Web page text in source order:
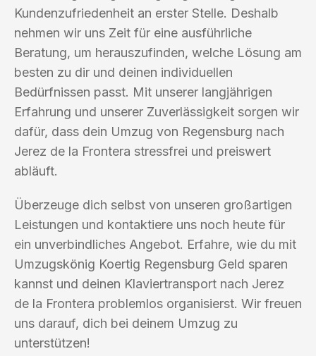
Kundenzufriedenheit an erster Stelle. Deshalb
nehmen wir uns Zeit für eine ausführliche
Beratung, um herauszufinden, welche Lösung am
besten zu dir und deinen individuellen
Bedürfnissen passt. Mit unserer langjährigen
Erfahrung und unserer Zuverlässigkeit sorgen wir
dafür, dass dein Umzug von Regensburg nach
Jerez de la Frontera stressfrei und preiswert
abläuft.
Überzeuge dich selbst von unseren großartigen
Leistungen und kontaktiere uns noch heute für
ein unverbindliches Angebot. Erfahre, wie du mit
Umzugskönig Koertig Regensburg Geld sparen
kannst und deinen Klaviertransport nach Jerez
de la Frontera problemlos organisierst. Wir freuen
uns darauf, dich bei deinem Umzug zu
unterstützen!